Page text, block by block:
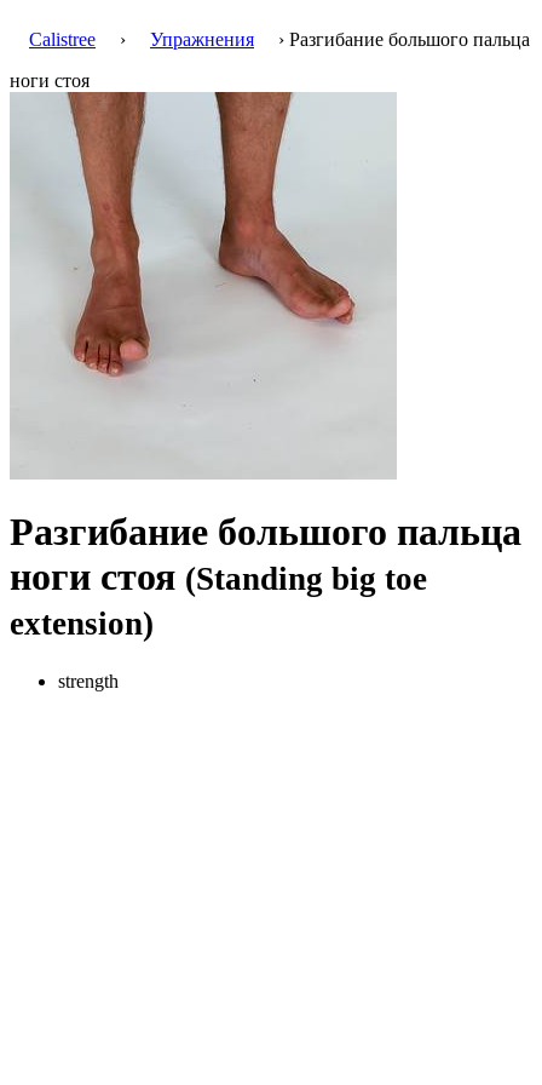
Calistree › Упражнения
› Разгибание большого пальца
ноги стоя
Разгибание большого пальца
ноги стоя (Standing big toe
extension)
strength